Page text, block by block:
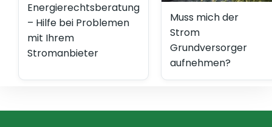
Energierechtsberatung
– Hilfe bei Problemen
mit Ihrem
Stromanbieter
Muss mich der
Strom
Grundversorger
aufnehmen?